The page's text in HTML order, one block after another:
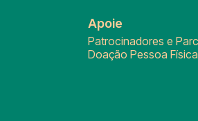
Apoie
Patrocinadores e
Doação Pessoa Física